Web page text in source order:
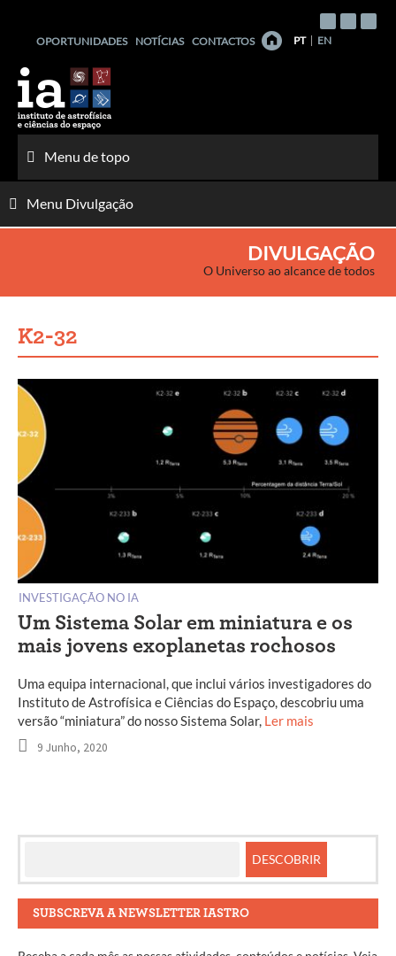
conteúdo
OPORTUNIDADES NOTÍCIAS CONTACTOS PT EN
Menu de topo
Menu Divulgação
DIVULGAÇÃO
O Universo ao alcance de todos
K2-32
INVESTIGAÇÃO NO IA
Um Sistema Solar em miniatura e os
mais jovens exoplanetas rochosos
Uma equipa internacional, que inclui vários investigadores do
Instituto de Astrofísica e Ciências do Espaço, descobriu uma
versão “miniatura” do nosso Sistema Solar, Ler mais
9 Junho, 2020
SUBSCREVA A NEWSLETTER IASTRO